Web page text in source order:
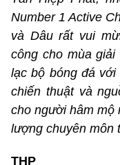
Number 1 Active
và Dâu rất vui
công cho mùa
lạc bộ bóng đá
chiến thuật và
cho người hâm mộ
lượng chuyên môn
THP